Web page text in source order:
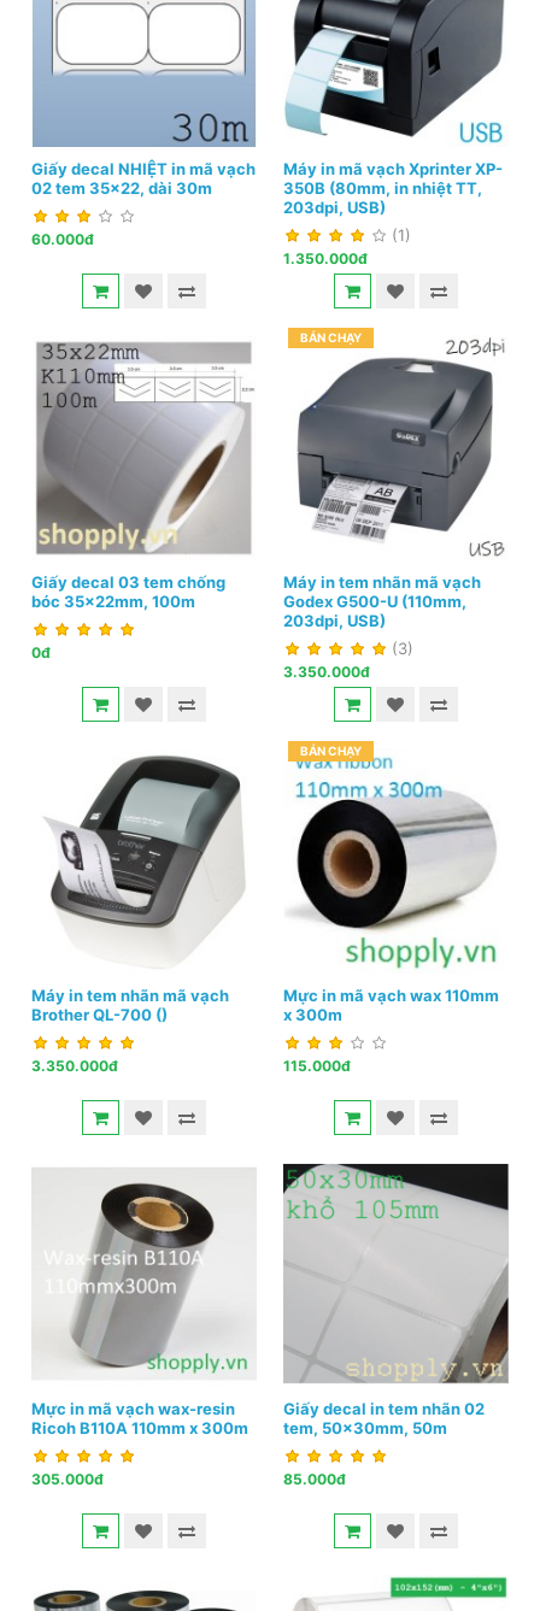
Giấy decal NHIỆT in mã vạch
02 tem 35x22, dài 30m
60.000đ
Máy in mã vạch Xprinter XP-
350B (80mm, in nhiệt TT,
203dpi, USB)
(1)
1.350.000đ
Giấy decal 03 tem chống
bóc 35x22mm, 100m
0đ
BÁN CHẠY
Máy in tem nhãn mã vạch
Godex G500-U (110mm,
203dpi, USB)
(3)
3.350.000đ
Máy in tem nhãn mã vạch
Brother QL-700 ()
3.350.000đ
BÁN CHẠY
Mực in mã vạch wax 110mm
x 300m
115.000đ
Mực in mã vạch wax-resin
Ricoh B110A 110mm x 300m
305.000đ
Giấy decal in tem nhãn 02
tem, 50x30mm, 50m
85.000đ